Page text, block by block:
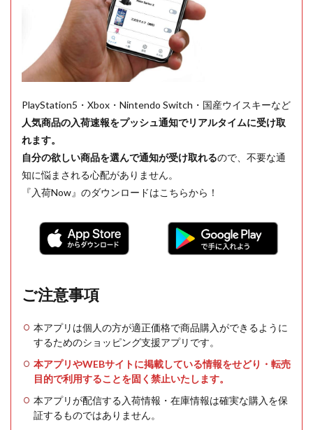
PlayStation5・Xbox・Nintendo Switch・国産ウイスキーなど
人気商品の入荷速報をプッシュ通知でリアルタイムに受け取
れます。
自分の欲しい商品を選んで通知が受け取れるので、不要な通
知に悩まされる心配がありません。
『入荷Now』のダウンロードはこちらから！
ご注意事項
本アプリは個人の方が適正価格で商品購入ができるように
するためのショッピング支援アプリです。
本アプリやWEBサイトに掲載している情報をせどり・転売
目的で利用することを固く禁止いたします。
本アプリが配信する入荷情報・在庫情報は確実な購入を保
証するものではありません。